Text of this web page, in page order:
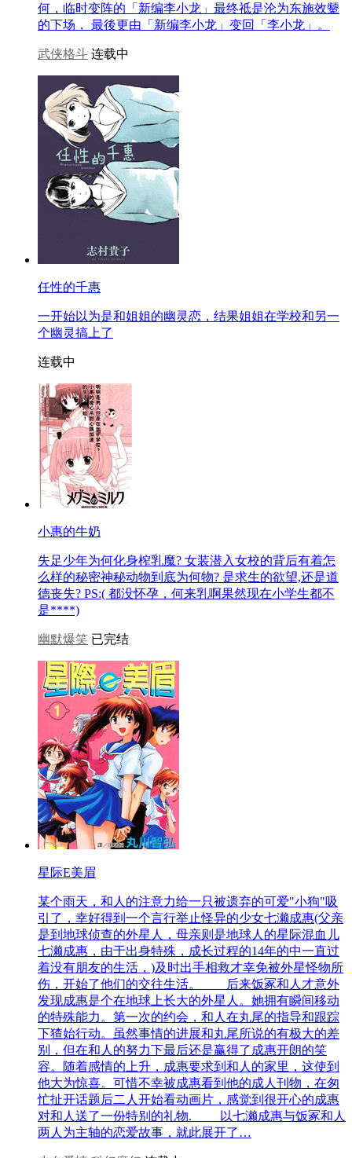
何，临时变阵的「新编李小龙」最终祗是沦为东施效颦
的下场， 最後更由「新编李小龙」变回「李小龙」。
武侠格斗 连载中
任性的千惠
一开始以为是和姐姐的幽灵恋，结果姐姐在学校和另一
个幽灵搞上了
连载中
小惠的牛奶
失足少年为何化身榨乳魔? 女装潜入女校的背后有着怎
么样的秘密神秘动物到底为何物? 是求生的欲望,还是道
德丧失? PS:( 都没怀孕，何来乳啊果然现在小学生都不
是****)
幽默爆笑 已完结
星际E美眉
某个雨天，和人的注意力给一只被遗弃的可爱"小狗"吸
引了，幸好得到一个言行举止怪异的少女七濑成惠(父亲
是到地球侦查的外星人，母亲则是地球人的星际混血儿
七濑成惠，由于出身特殊，成长过程的14年的中一直过
着没有朋友的生活，)及时出手相救才幸免被外星怪物所
伤，开始了他们的交往生活。 后来饭冢和人才意外
发现成惠是个在地球上长大的外星人。她拥有瞬间移动
的特殊能力。第一次的约会，和人在丸尾的指导和跟踪
下猹始行动。虽然事情的进展和丸尾所说的有极大的差
别，但在和人的努力下最后还是赢得了成惠开朗的笑
容。随着感情的上升，成惠要求到和人的家里，这使到
他大为惊喜。可惜不幸被成惠看到他的成人刊物，在匆
忙扯开话题后二人开始看动画片，感觉到很开心的成惠
对和人送了一份特别的礼物. 以七濑成惠与饭冢和人
两人为主轴的恋爱故事，就此展开了…